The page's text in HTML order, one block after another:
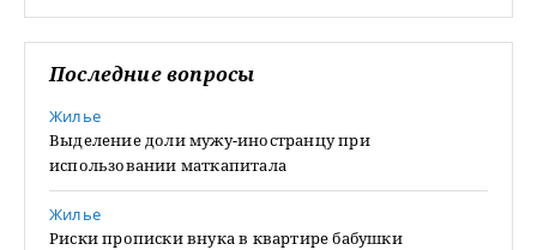
Последние вопросы
Жилье
Выделение доли мужу-иностранцу при
использовании маткапитала
Жилье
Риски прописки внука в квартире бабушки